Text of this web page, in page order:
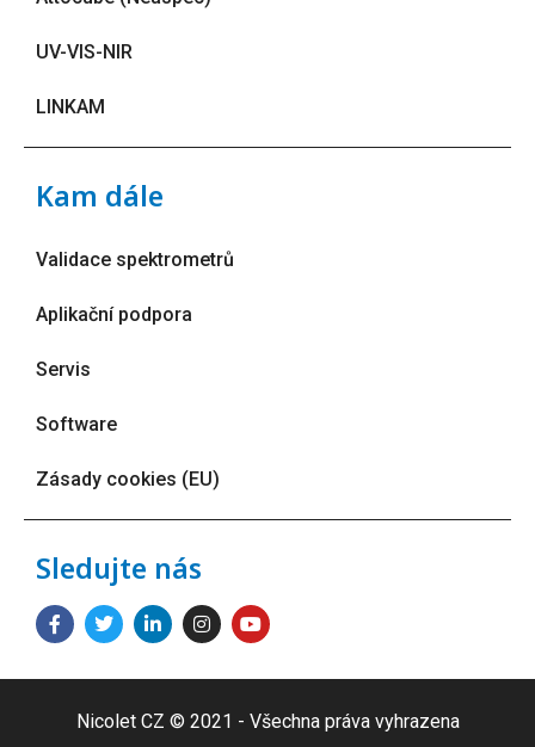
UV-VIS-NIR
LINKAM
Kam dále
Validace spektrometrů
Aplikační podpora
Servis
Software
Zásady cookies (EU)
Sledujte nás
Nicolet CZ © 2021 - Všechna práva vyhrazena